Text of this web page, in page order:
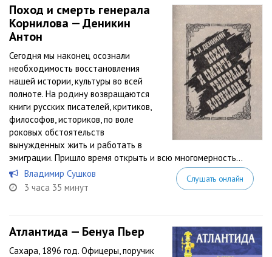
Поход и смерть генерала
Корнилова — Деникин
Антон
Сегодня мы наконец осознали
необходимость восстановления
нашей истории, культуры во всей
полноте. На родину возвращаются
книги русских писателей, критиков,
философов, историков, по воле
роковых обстоятельств
вынужденных жить и работать в
эмиграции. Пришло время открыть и всю многомерность...
Владимир Сушков
3 часа 35 минут
Слушать онлайн
Атлантида — Бенуа Пьер
Сахара, 1896 год. Офицеры, поручик